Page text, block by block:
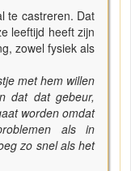
te castreren. Dat
leeftijd heeft zijn
zowel fysiek als
met hem willen
dat dat gebeur,
worden omdat
als in
zo snel als het